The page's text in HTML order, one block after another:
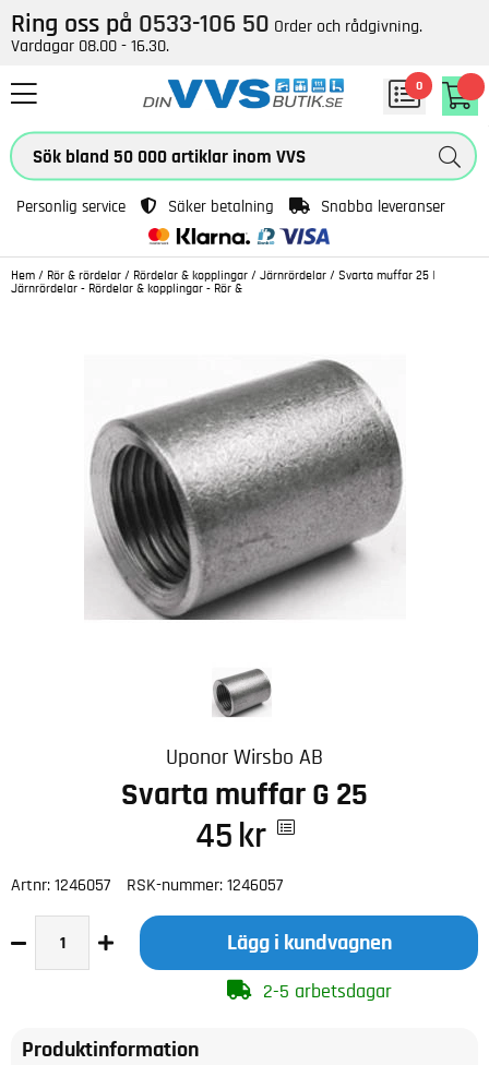
Ring oss på 0533-106 50 Order och rådgivning.
Vardagar 08.00 - 16.30.
0
Personlig service Säker betalning Snabba leveranser
Hem / Rör & rördelar / Rördelar & kopplingar / Järnrördelar / Svarta muffar 25 |
Järnrördelar - Rördelar & kopplingar - Rör &
Uponor Wirsbo AB
Svarta muffar G 25
45 kr
Artnr: 1246057 RSK-nummer: 1246057
Lägg i kundvagnen
2-5 arbetsdagar
Produktinformation